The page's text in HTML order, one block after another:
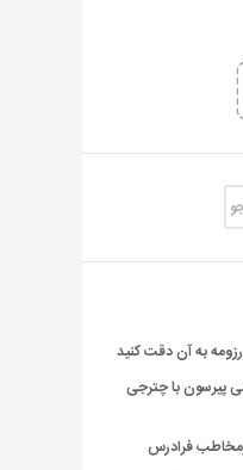
به آن دقت کنید
پیرسون با چترجی
فرادرس